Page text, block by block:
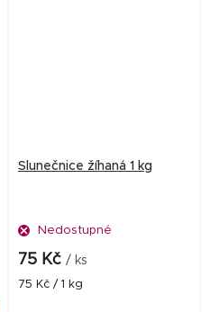
Slunečnice žíhaná 1 kg
Nedostupné
75 Kč / ks
Měrná
75 Kč / 1 kg